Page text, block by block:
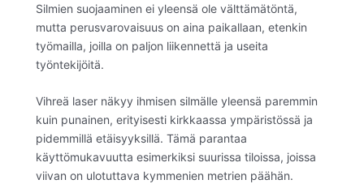
Silmien suojaaminen ei yleensä ole välttämätöntä,
mutta perusvarovaisuus on aina paikallaan, etenkin
työmailla, joilla on paljon liikennettä ja useita
työntekijöitä.
Vihreä laser näkyy ihmisen silmälle yleensä paremmin
kuin punainen, erityisesti kirkkaassa ympäristössä ja
pidemmillä etäisyyksillä. Tämä parantaa
käyttömukavuutta esimerkiksi suurissa tiloissa, joissa
viivan on ulotuttava kymmenien metrien päähän.